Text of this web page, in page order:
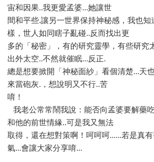
宙和因果..我更愛孟婆...她讓世
間和平些.讓另一世界保持神秘感，我也知
樣，世人如同瞎子亂碰..反而找出更
多的「秘密」，有的研究靈學，有些研究
出外太空..不然就催眠...反正.
總是想要掀開「神秘面紗」看個清楚...天
來當砲灰.，想說明又不行..苦
唷！
我老公常常鬧我說：能否向孟婆要解藥
和他的前世情緣..可是我又無法
取得，還在想對策啊！呵呵呵......若是真
氣...會讓大家分享唷...